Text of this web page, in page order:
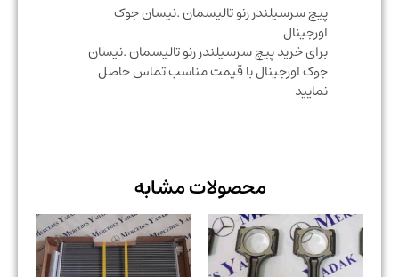
پیچ سرسیلندر رنو تالیسمان .نیسان جوک
اورجینال
برای خرید پیچ سرسیلندر رنو تالیسمان .نیسان
جوک اورجینال با قیمت مناسب تماس حاصل
نمایید
محصولات مشابه